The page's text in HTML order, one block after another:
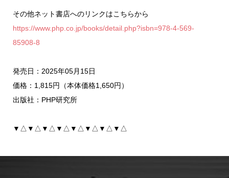
その他ネット書店へのリンクはこちらから
https://www.php.co.jp/books/detail.php?isbn=978-4-569-
85908-8
発売日：2025年05月15日
価格：1,815円（本体価格1,650円）
出版社：PHP研究所
▼△▼△▼△▼△▼△▼△▼△▼△